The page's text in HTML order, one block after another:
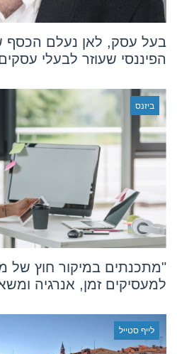
בעל עסק, לאן נעלם הכסף
הפיננסי שעוזר לבעלי
ביזנס
"מתכנתים במיקור חוץ של
למעסיקים זמן, אנרגיה
לייף סטייל